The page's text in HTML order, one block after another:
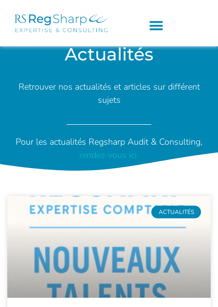
Actualités
Retrouver nos actualités et articles sur différent
sujets
Pour les actualités Regsharp Audit & Consulting,
rendez-vous ici.
ACTUALITÉS